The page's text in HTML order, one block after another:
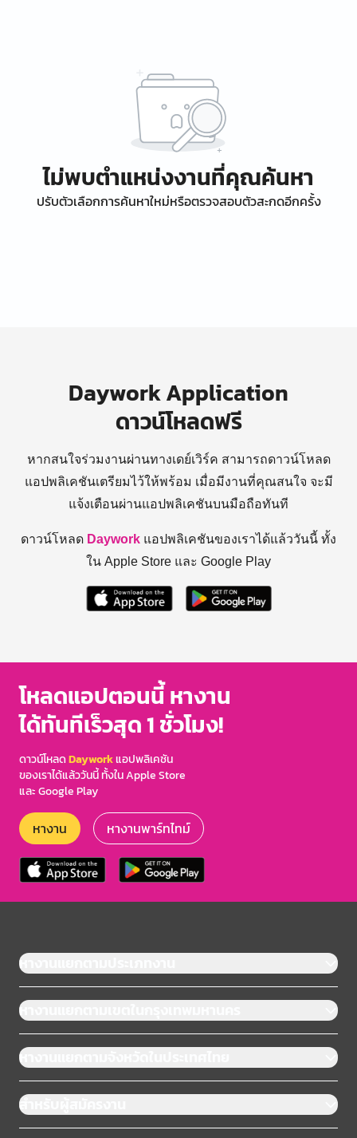
ไม่พบตำแหน่งงานที่คุณค้นหา
ปรับตัวเลือกการค้นหาใหม่หรือตรวจสอบตัวสะกดอีกครั้ง
Daywork Application
ดาวน์โหลดฟรี
หากสนใจร่วมงานผ่านทางเดย์เวิร์ค สามารถดาวน์โหลด
แอปพลิเคชันเตรียมไว้ให้พร้อม เมื่อมีงานที่คุณสนใจ จะมี
แจ้งเตือนผ่านแอปพลิเคชันบนมือถือทันที
ดาวน์โหลด Daywork แอปพลิเคชันของเราได้แล้ววันนี้ ทั้ง
ใน Apple Store และ Google Play
โหลดแอปตอนนี้ หางาน
ได้ทันทีเร็วสุด 1 ชั่วโมง!
ดาวน์โหลดDayworkแอปพลิเคชัน
ของเราได้แล้ววันนี้ ทั้งใน Apple Store
และ Google Play
หางาน หางานพาร์ทไทม์
หางานแยกตามประเภทงาน
หางานแยกตามเขตในกรุงเทพมหานคร
หางานแยกตามจังหวัดในประเทศไทย
สำหรับผู้สมัครงาน